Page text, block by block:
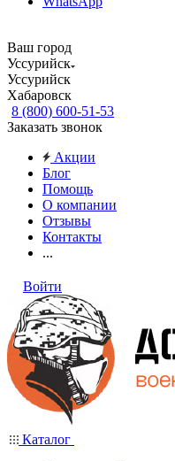
Ваш город
Уссурийск
Уссурийск
Хабаровск
8 (800) 600-51-53
Заказать звонок
Акции
Блог
Помощь
О компании
Отзывы
Контакты
...
Войти
Каталог